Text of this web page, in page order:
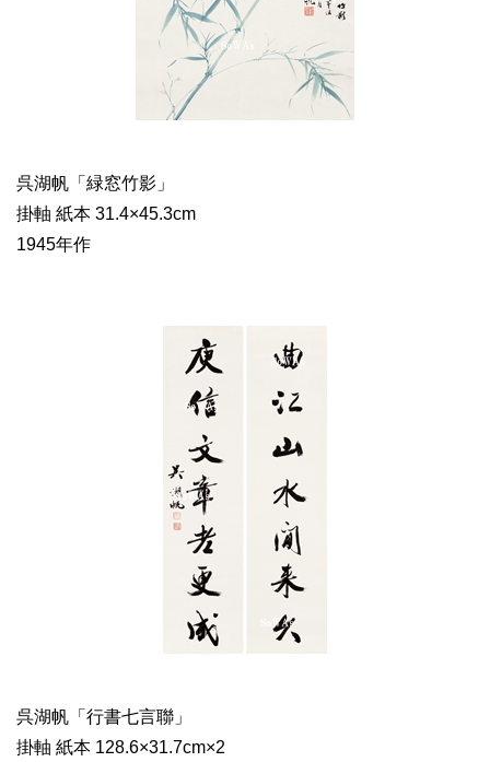
呉湖帆「緑窓竹影」
掛軸 紙本 31.4×45.3cm
1945年作
呉湖帆「行書七言聯」
掛軸 紙本 128.6×31.7cm×2